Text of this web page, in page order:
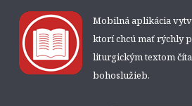
Mobilná aplikácia
ktorí chcú mať rýchly
liturgickým textom
bohoslužieb.